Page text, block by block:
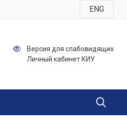
ENG
Версия для слабовидящих
Личный кабинет КИУ